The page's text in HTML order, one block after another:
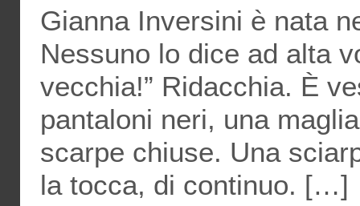
Gianna Inversini è nata
Nessuno lo dice ad alta
vecchia!” Ridacchia. È
pantaloni neri, una
scarpe chiuse. Una
la tocca, di continuo. […]